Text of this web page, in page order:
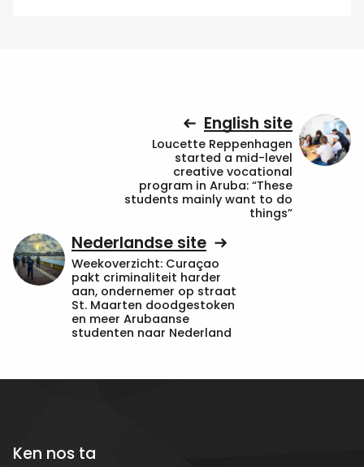
English site
Loucette Reppenhagen
started a mid-level
creative vocational
program in Aruba: “These
students mainly want to do
things”
Nederlandse site
Weekoverzicht: Curaçao
pakt criminaliteit harder
aan, ondernemer op straat
St. Maarten doodgestoken
en meer Arubaanse
studenten naar Nederland
Ken nos ta